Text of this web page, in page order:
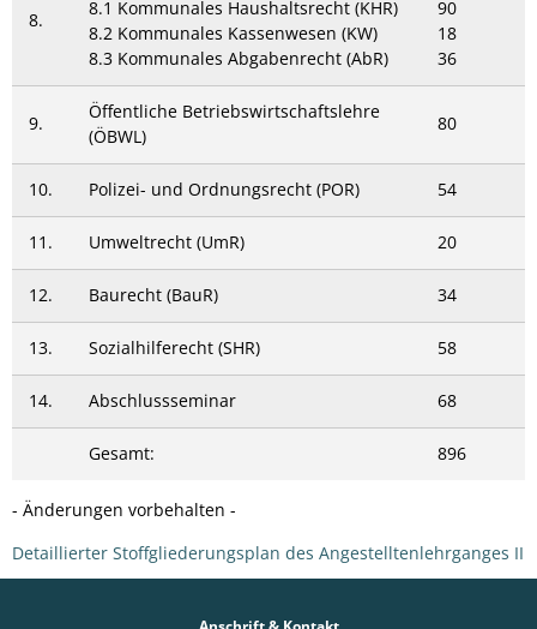
8.
8.1 Kommunales Haushaltsrecht (KHR)
8.2 Kommunales Kassenwesen (KW)
8.3 Kommunales Abgabenrecht (AbR)
90
18
36
9.
Öffentliche Betriebswirtschaftslehre
(ÖBWL)
80
10. Polizei- und Ordnungsrecht (POR) 54
11. Umweltrecht (UmR) 20
12. Baurecht (BauR) 34
13. Sozialhilferecht (SHR) 58
14. Abschlussseminar 68
Gesamt: 896
- Änderungen vorbehalten -
Detaillierter Stoffgliederungsplan des Angestelltenlehrganges II